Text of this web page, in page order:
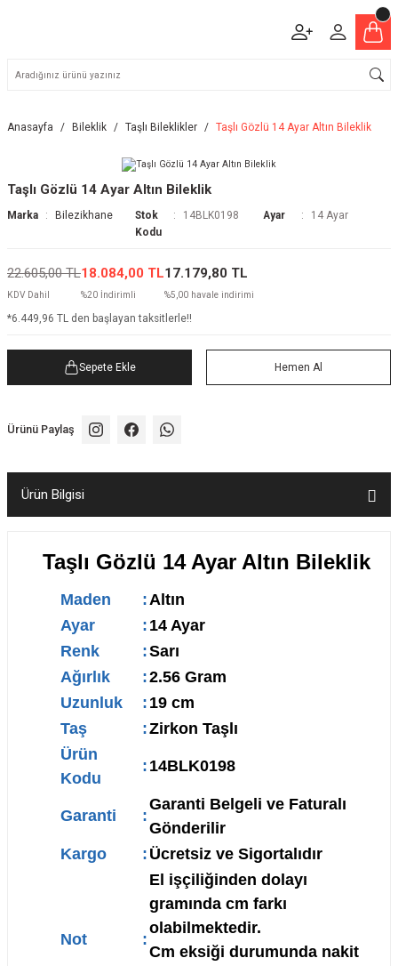
Anasayfa Bileklik Taşlı Bileklikler Taşlı Gözlü 14 Ayar Altın Bileklik
Taşlı Gözlü 14 Ayar Altın Bileklik
Marka Bilezikhane
Stok
Kodu
14BLK0198 Ayar 14 Ayar
22.605,00 TL
KDV Dahil
18.084,00 TL
%20 İndirimli
17.179,80 TL
%5,00 havale indirimi
*6.449,96 TL den başlayan taksitlerle!!
Sepete Ekle Hemen Al
Ürünü Paylaş
Ürün Bilgisi
Taşlı Gözlü 14 Ayar Altın Bileklik
Maden :Altın
Ayar
: 14 Ayar
Renk
:Sarı
Ağırlık
:2.56 Gram
Uzunluk
: 19 cm
Taş
:Zirkon Taşlı
Ürün
Kodu
: 14BLK0198
Garanti :
Garanti Belgeli ve Faturalı
Gönderilir
Kargo
: Ücretsiz ve Sigortalıdır
Not :
El işçiliğinden dolayı
gramında cm farkı
olabilmektedir.
Cm eksiği durumunda nakit